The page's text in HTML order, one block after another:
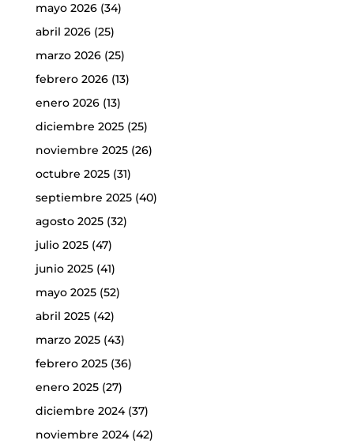
mayo 2026(34)
abril 2026(25)
marzo 2026(25)
febrero 2026(13)
enero 2026(13)
diciembre 2025(25)
noviembre 2025(26)
octubre 2025(31)
septiembre 2025(40)
agosto 2025(32)
julio 2025(47)
junio 2025(41)
mayo 2025(52)
abril 2025(42)
marzo 2025(43)
febrero 2025(36)
enero 2025(27)
diciembre 2024(37)
noviembre 2024(42)